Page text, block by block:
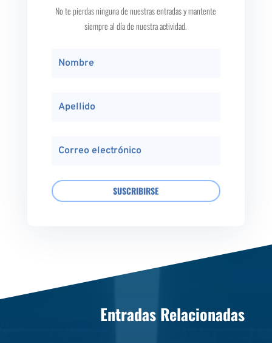
No te pierdas ninguna de nuestras entradas y mantente
siempre al día de nuestra actividad.
SUSCRIBIRSE
Entradas Relacionadas